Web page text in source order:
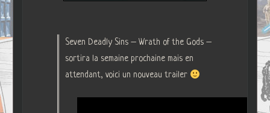
Seven Deadly Sins – Wrath of the Gods –
sortira la semaine prochaine mais en
attendant, voici un nouveau trailer